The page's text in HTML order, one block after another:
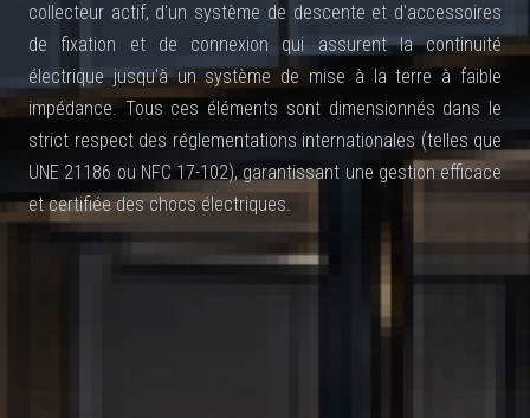
collecteur actif, d'un système de descente et d'accessoires
de fixation et de connexion qui assurent la continuité
électrique jusqu'à un système de mise à la terre à faible
impédance. Tous ces éléments sont dimensionnés dans le
strict respect des réglementations internationales (telles que
UNE 21186 ou NFC 17-102), garantissant une gestion efficace
et certifiée des chocs électriques.